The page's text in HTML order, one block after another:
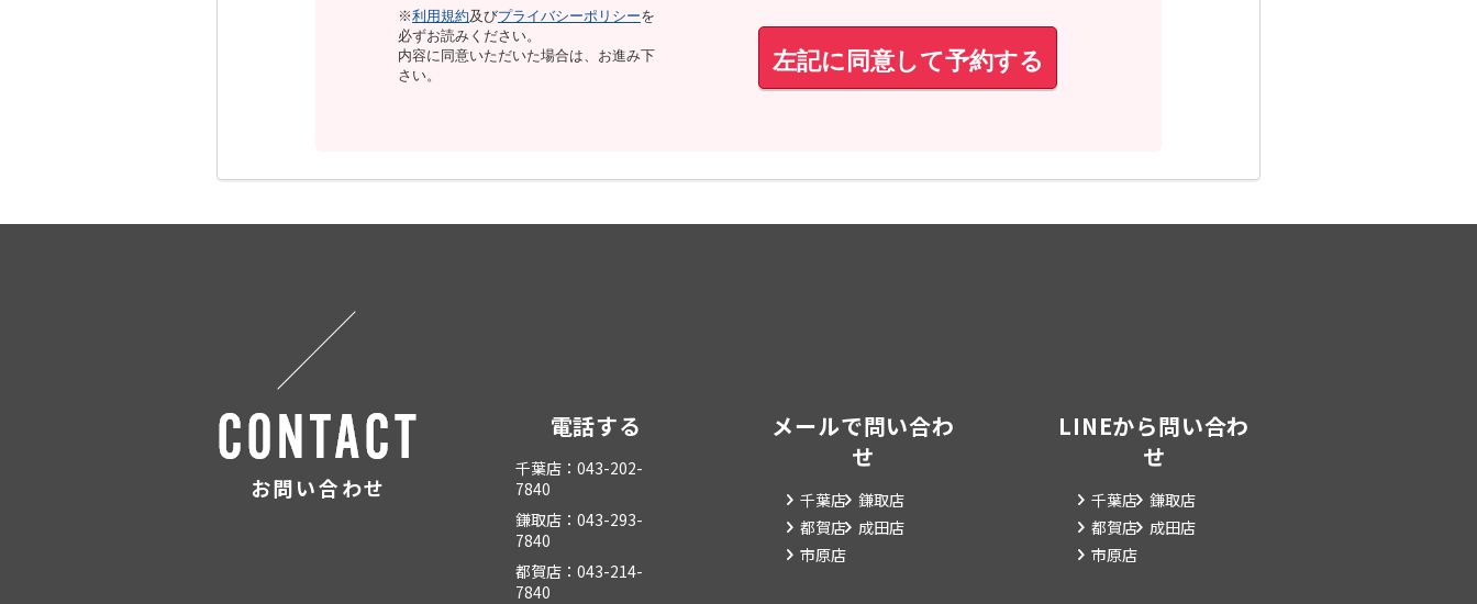
※利用規約及びプライバシーポリシーを
必ずお読みください。
内容に同意いただいた場合は、お進み下
さい。
左記に同意して予約する
お問い合わせ
電話する
千葉店：043-202-
7840
鎌取店：043-293-
7840
都賀店：043-214-
7840
メールで問い合わ
せ
千葉店 鎌取店
都賀店 成田店
市原店
LINEから問い合わ
せ
千葉店 鎌取店
都賀店
成田店
市原店